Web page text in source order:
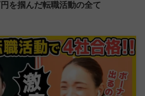
を掴んだ転職活動の全て